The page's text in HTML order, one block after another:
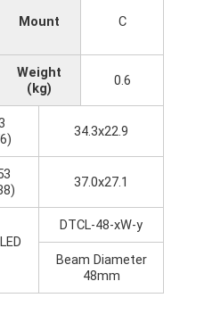
Mount C
Weight
(kg)
0.6
34.3x22.9
37.0x27.1
DTCL-48-xW-y
Beam Diameter
48mm